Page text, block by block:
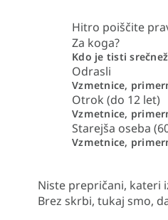
Hitro poiščite
Za koga?
Kdo je tisti
Odrasli
Vzmetnice,
Otrok (do 12 let)
Vzmetnice,
Starejša oseba
Vzmetnice,
Niste prepričani, kateri
Brez skrbi, tukaj smo,